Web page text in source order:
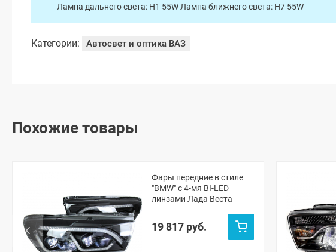
Лампа дальнего света: H1 55W Лампа ближнего света: H7 55W
Категории: Автосвет и оптика ВАЗ
Похожие товары
Фары передние в стиле
"BMW" c 4-мя BI-LED
линзами Лада Веста
19 817 руб.